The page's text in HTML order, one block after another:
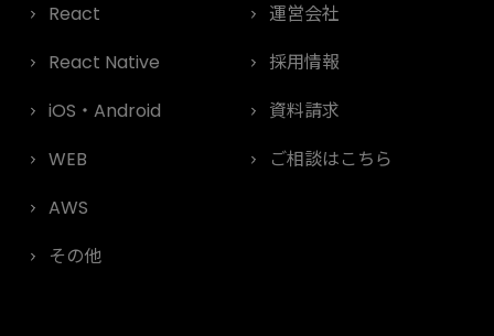
React
React Native
iOS・Android
WEB
AWS
その他
運営会社
採用情報
資料請求
ご相談はこちら